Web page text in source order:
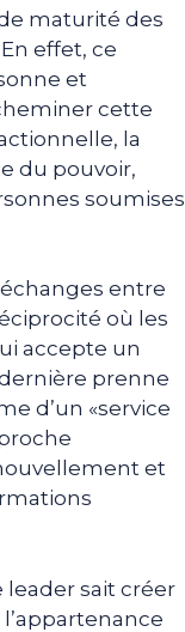
maturité des
effet, ce
et
cette
la
du pouvoir,
soumises
entre
où les
accepte un
prenne
d’un «service
et
leader sait créer